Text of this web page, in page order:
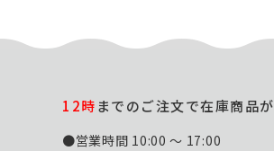
12時までのご注文で在庫商品が
●営業時間 10:00 ～ 17:00